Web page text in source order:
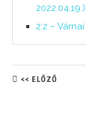
2022.04.19.)
2:2 –
<< ELŐZŐ